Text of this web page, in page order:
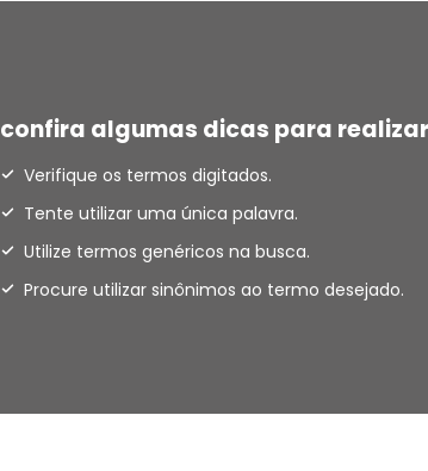
confira algumas dicas para
Verifique os termos digitados.
Tente utilizar uma única palavra.
Utilize termos genéricos na busca.
Procure utilizar sinônimos ao termo desejado.